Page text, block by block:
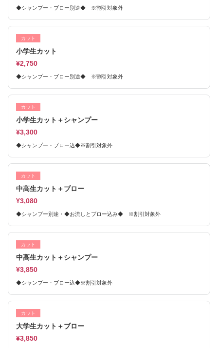
◆シャンプー・ブロー別途◆ ※割引対象外
カット
小学生カット
¥2,750
◆シャンプー・ブロー別途◆ ※割引対象外
カット
小学生カット＋シャンプー
¥3,300
◆シャンプー・ブロー込◆※割引対象外
カット
中高生カット＋ブロー
¥3,080
◆シャンプー別途・◆お流しとブロー込み◆ ※割引対象外
カット
中高生カット＋シャンプー
¥3,850
◆シャンプー・ブロー込◆※割引対象外
カット
大学生カット＋ブロー
¥3,850